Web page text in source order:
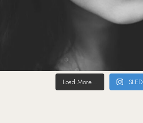
Load More...